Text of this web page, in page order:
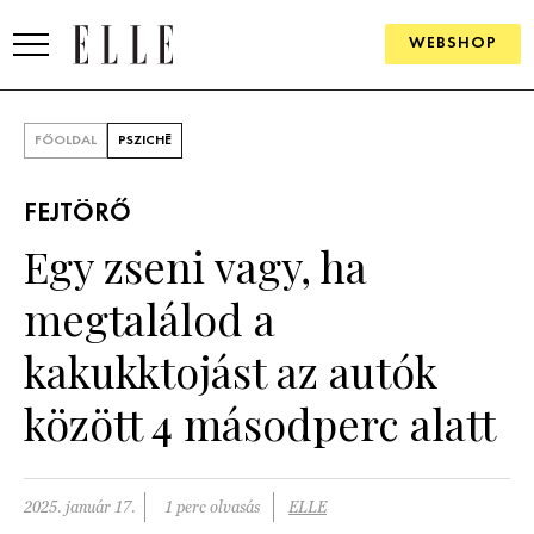
WEBSHOP
SZÉPSÉG
KULTÚRA
PSZICHÉ
PÁRKAPCSOLAT
FŐOLDAL PSZICHÉ
FEJTÖRŐ
Egy zseni vagy, ha
megtalálod a
kakukktojást az autók
között 4 másodperc alatt
2025. január 17. 1 perc olvasás ELLE